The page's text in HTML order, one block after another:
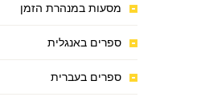
מסעות במנהרת הזמן
ספרים באנגלית
ספרים בעברית